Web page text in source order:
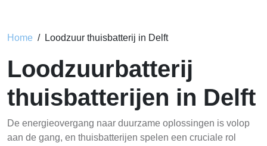
Home Loodzuur thuisbatterij in Delft
Loodzuurbatterij
thuisbatterijen in Delft
De energieovergang naar duurzame oplossingen is volop
aan de gang, en thuisbatterijen spelen een cruciale rol